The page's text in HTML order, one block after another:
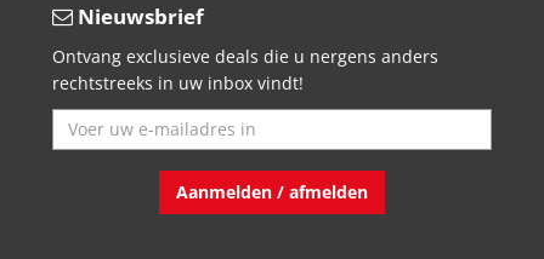
Nieuwsbrief
Ontvang exclusieve deals die u nergens anders
rechtstreeks in uw inbox vindt!
Aanmelden / afmelden